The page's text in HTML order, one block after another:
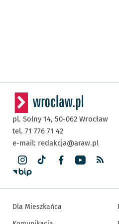
pl. Solny 14, 50-062 Wrocław
tel. 71 776 71 42
e-mail: redakcja@araw.pl
Dla Mieszkańca